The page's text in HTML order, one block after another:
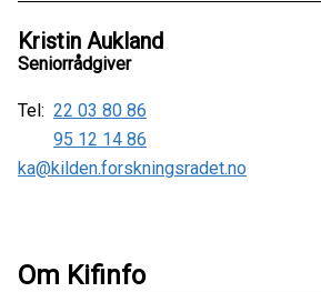
Kristin Aukland
Seniorrådgiver
Tel: 22 03 80 86
95 12 14 86
ka@kilden.forskningsradet.no
Om Kifinfo